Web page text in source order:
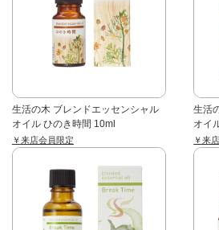
生活の木 ブレンドエッセンシャル
オイル ひのき時間 10ml
￥来店会員限定
生活
オイ
￥来